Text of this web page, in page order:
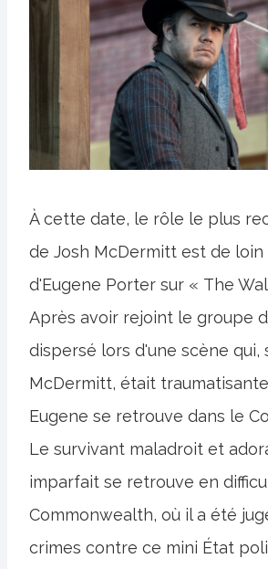
À cette date, le rôle le plus
de Josh McDermitt est de loin
d'Eugene Porter sur « The
Après avoir rejoint le groupe
dispersé lors d'une scène qui,
McDermitt, était
Eugene se retrouve dans le
Le survivant maladroit et
imparfait se retrouve en
Commonwealth, où il a été
crimes contre ce mini État